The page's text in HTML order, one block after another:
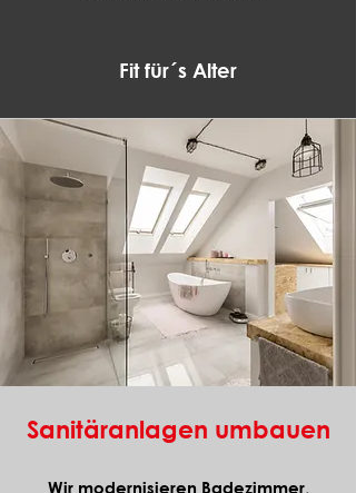
Fit für´s Alter
Sanitäranlagen umbauen
Wir modernisieren Badezimmer,